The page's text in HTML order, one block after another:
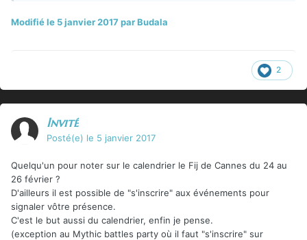
en opposition 1 VS 1. Si tout fonctionne alors on adaptera le
explorer. Je verrais bien les terres Kushites, mais il y a pas
Modifiéle 5 janvier 2017 par Budala
2
Invité
Posté(e) le 5 janvier 2017
Quelqu'un pour noter sur le calendrier le Fij de Cannes du 24 au
26 février ?
D'ailleurs il est possible de "s'inscrire" aux événements pour
signaler vôtre présence.
C'est le but aussi du calendrier, enfin je pense.
(exception au Mythic battles party où il faut "s'inscrire" sur